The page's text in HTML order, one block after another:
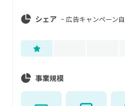
シェア ~ 広告キャンペーン
事業規模